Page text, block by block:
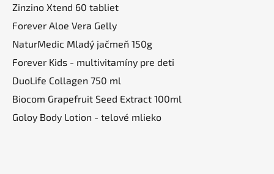
Zinzino Xtend 60 tabliet
Forever Aloe Vera Gelly
NaturMedic Mladý jačmeň 150g
Forever Kids - multivitamíny pre deti
DuoLife Collagen 750 ml
Biocom Grapefruit Seed Extract 100ml
Goloy Body Lotion - telové mlieko